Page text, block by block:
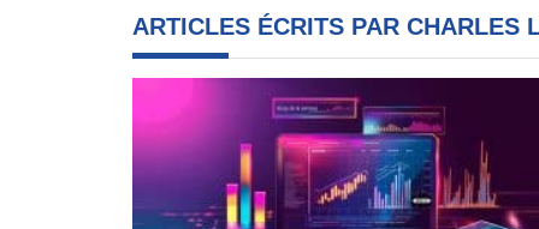
ARTICLES ÉCRITS PAR CHARLES